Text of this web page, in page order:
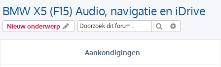
BMW X5 (F15) Audio, navigatie en iDrive
Nieuw onderwerp Zoek
Aankondigingen